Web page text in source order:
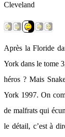
Cleveland
Après la Floride
York dans le tome
héros ? Mais
York 1997. On
de malfrats qui
le détail, c’est à